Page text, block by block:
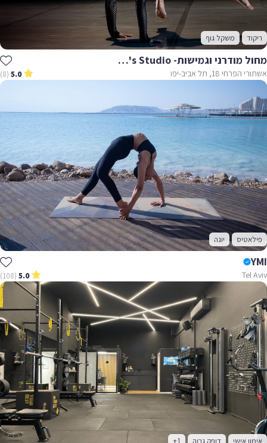
ריקוד משקל גוף
מחול מודרני וגמישות- Navi's Studio
אשתורי הפרחי 18, תל אביב-יפו 5.0
(8)
פילאטיס יוגה
YMI
Tel Aviv
5.0
(108)
אימון אישי דופק גבוה +1